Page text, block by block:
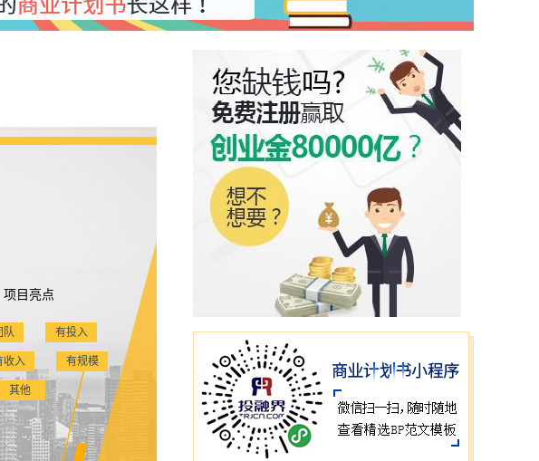
投对接活动 商业计划书指导
项目亮点
队 有投入
收入 有规模
其他